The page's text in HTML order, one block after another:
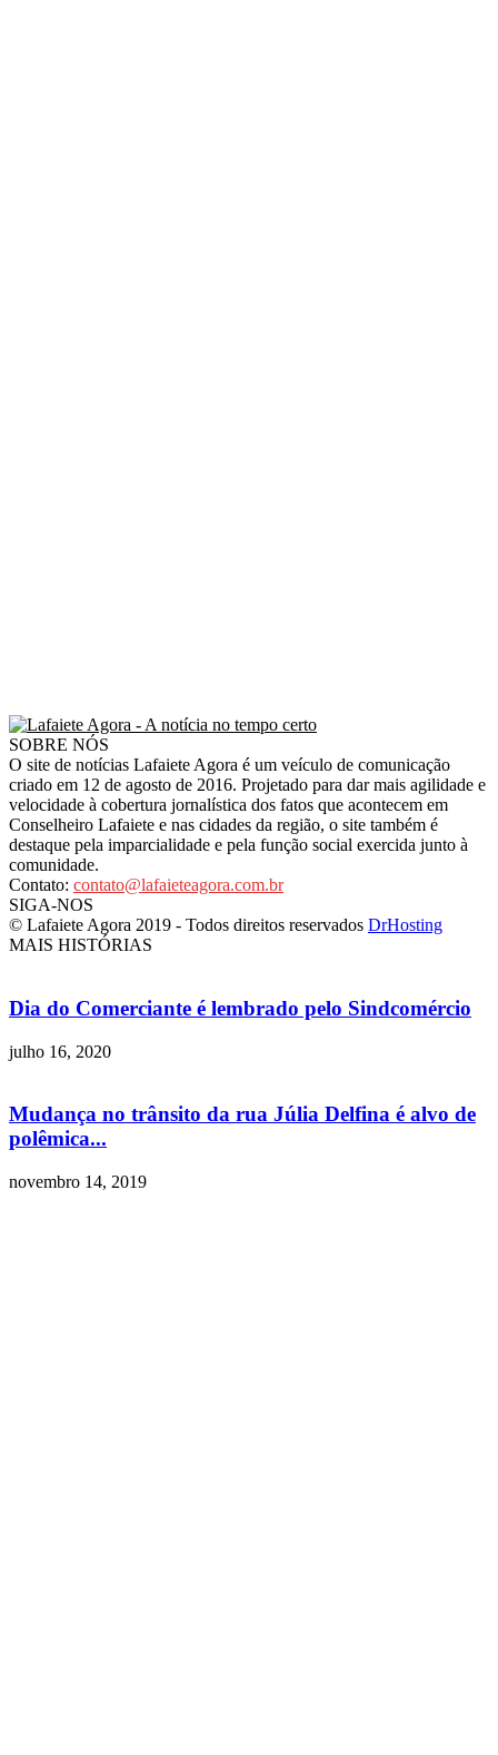
SOBRE NÓS
O site de notícias Lafaiete Agora é um veículo de comunicação
criado em 12 de agosto de 2016. Projetado para dar mais agilidade e
velocidade à cobertura jornalística dos fatos que acontecem em
Conselheiro Lafaiete e nas cidades da região, o site também é
destaque pela imparcialidade e pela função social exercida junto à
comunidade.
Contato: contato@lafaieteagora.com.br
SIGA-NOS
© Lafaiete Agora 2019 - Todos direitos reservados DrHosting
MAIS HISTÓRIAS
Dia do Comerciante é lembrado pelo Sindcomércio
julho 16, 2020
Mudança no trânsito da rua Júlia Delfina é alvo de
polêmica...
novembro 14, 2019